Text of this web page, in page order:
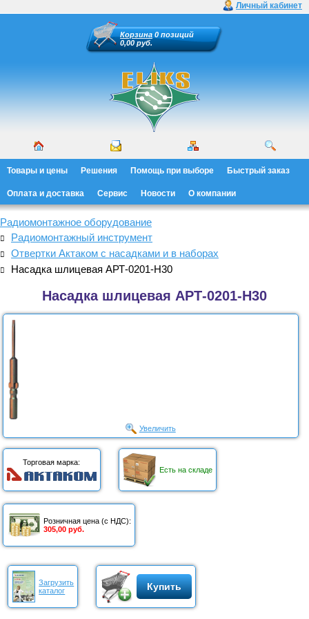
Личный кабинет
Корзина 0 позиций
0,00 руб.
Товары и цены Решения Помощь при выборе Быстрый заказ
Оплата и доставка Сервис Новости О компании
Радиомонтажное оборудование
Радиомонтажный инструмент
Отвертки Актаком с насадками и в наборах
Насадка шлицевая АРТ-0201-Н30
Насадка шлицевая АРТ-0201-Н30
Увеличить
Торговая марка:
Есть на складе
Розничная цена (с НДС):
305,00 руб.
Загрузить
каталог
Купить